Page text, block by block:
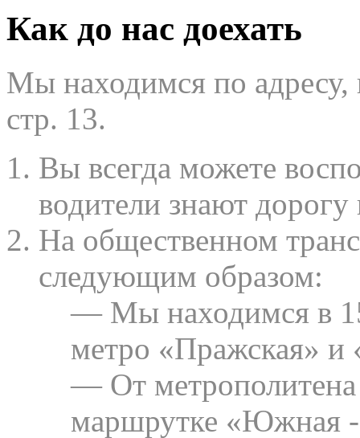
Как до нас доехать
Мы находимся по адресу,
стр. 13.
Вы всегда можете
водители знают
На общественном
следующим образом:
— Мы находимся в
метро «Пражская»
— От
маршрутке «Южная